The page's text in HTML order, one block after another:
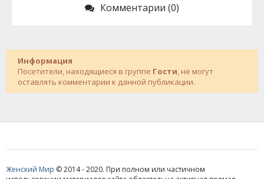
Комментарии (0)
Информация
Посетители, находящиеся в группе Гости, не могут
оставлять комментарии к данной публикации.
Женский Мир © 2014 - 2020. При полном или частичном